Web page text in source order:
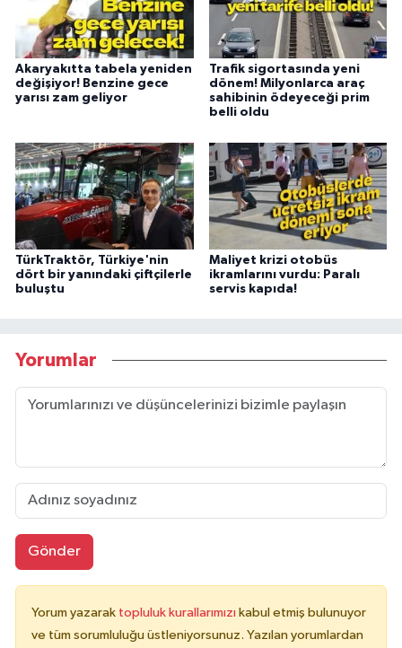
Akaryakıtta tabela yeniden
değişiyor! Benzine gece
yarısı zam geliyor
Trafik sigortasında yeni
dönem! Milyonlarca araç
sahibinin ödeyeceği prim
belli oldu
TürkTraktör, Türkiye'nin
dört bir yanındaki çiftçilerle
buluştu
Maliyet krizi otobüs
ikramlarını vurdu: Paralı
servis kapıda!
Yorumlar
Gönder
Yorum yazarak topluluk kurallarımızı kabul etmiş bulunuyor
ve tüm sorumluluğu üstleniyorsunuz. Yazılan yorumlardan